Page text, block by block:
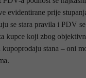
evidentirane prije
se stara pravila i PDV
kupce koji zbog
kupoprodaju stana – oni